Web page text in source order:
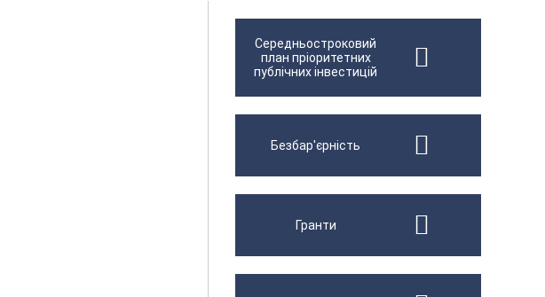
Середньостроковий
план пріоритетних
публічних інвестицій
Безбар'єрність
Гранти